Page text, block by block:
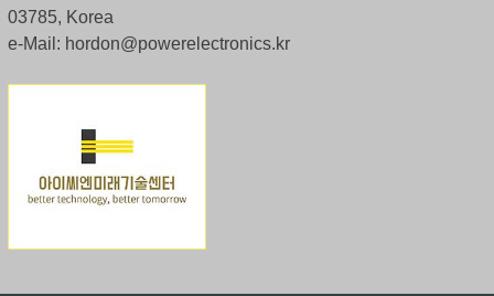
03785, Korea
e-Mail: hordon@powerelectronics.kr